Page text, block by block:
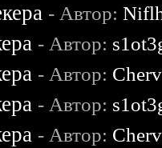
- Автор:
- Автор:
- Автор:
- Автор:
- Автор: